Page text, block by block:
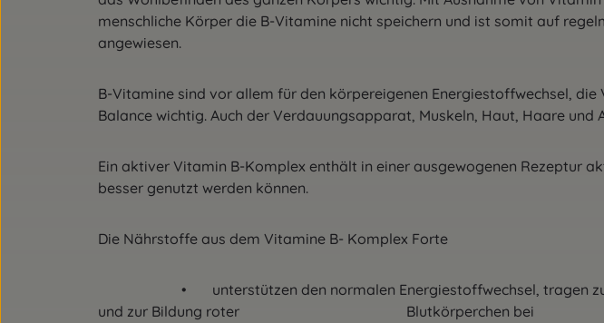
menschliche Körper die B-Vitamine nicht speichern und ist somit auf
angewiesen.
B-Vitamine sind vor allem für den körpereigenen Energiestoffwechsel,
Balance wichtig. Auch der Verdauungsapparat, Muskeln, Haut, Haare
Ein aktiver Vitamin B-Komplex enthält in einer ausgewogenen Rezeptur
besser genutzt werden können.
Die Nährstoffe aus dem Vitamine B- Komplex Forte
• unterstützen den normalen Energiestoffwechsel,
und zur Bildung roter Blutkörperchen bei